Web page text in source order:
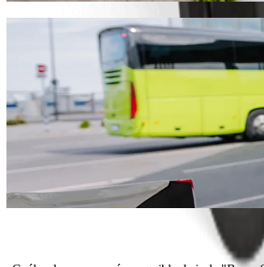
Servicios de Bolt para ir de
¿Mucho equipaje? Elige nuestras Vans XL:
¿Necesitas llegar con estilo? Prueba los
¿Viajas con niños? Pide un viaje con una
¿Viajas con tu mascota? Prueba los viajes que
¿Necesitas asistencia adicional? Nuestra
¿Viajes asequibles? La categoría Bolt tiene
Descargar la app de Bolt